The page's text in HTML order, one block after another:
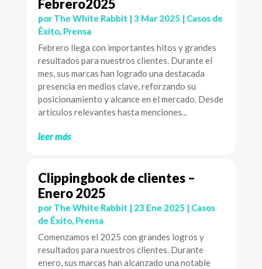
Febrero2025
por The White Rabbit | 3 Mar 2025 | Casos de
Éxito, Prensa
Febrero llega con importantes hitos y grandes
resultados para nuestros clientes. Durante el
mes, sus marcas han logrado una destacada
presencia en medios clave, reforzando su
posicionamiento y alcance en el mercado. Desde
artículos relevantes hasta menciones...
leer más
Clippingbook de clientes –
Enero 2025
por The White Rabbit | 23 Ene 2025 | Casos
de Éxito, Prensa
Comenzamos el 2025 con grandes logros y
resultados para nuestros clientes. Durante
enero, sus marcas han alcanzado una notable